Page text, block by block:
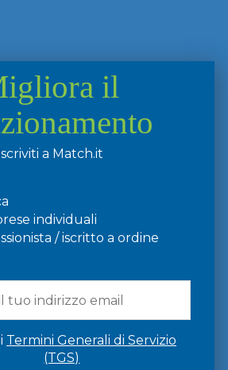
il
a Match.it
individuali
/ iscritto a ordine
Termini Generali di Servizio
(TGS)